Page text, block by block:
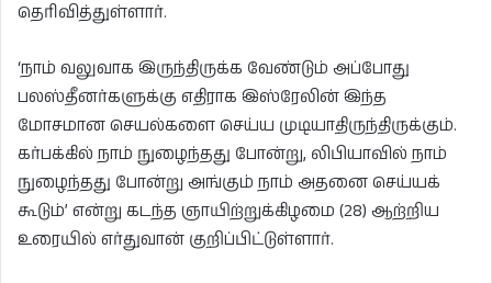
தெரிவித்துள்ளார்.
‘நாம் வலுவாக இருந்திருக்க வேண்டும் அப்போது
பலஸ்தீனர்களுக்கு எதிராக இஸ்ரேலின் இந்த
மோசமான செயல்களை செய்ய முடியாதிருந்திருக்கும்.
கர்பக்கில் நாம் நுழைந்தது போன்று, லிபியாவில் நாம்
நுழைந்தது போன்று அங்கும் நாம் அதனை செய்யக்
கூடும்’ என்று கடந்த ஞாயிற்றுக்கிழமை (28) ஆற்றிய
உரையில் எர்துவான் குறிப்பிட்டுள்ளார்.